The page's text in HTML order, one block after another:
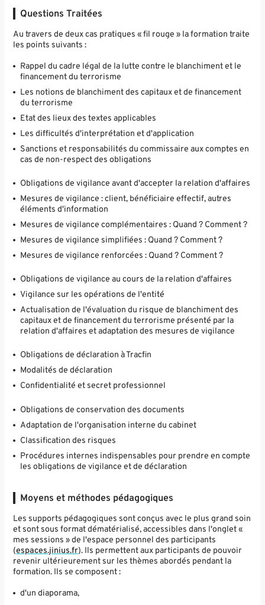
Questions Traitées
Au travers de deux cas pratiques « fil rouge » la formation traite
les points suivants :
Rappel du cadre légal de la lutte contre le blanchiment et le
financement du terrorisme
Les notions de blanchiment des capitaux et de financement
du terrorisme
Etat des lieux des textes applicables
Les difficultés d'interprétation et d'application
Sanctions et responsabilités du commissaire aux comptes en
cas de non-respect des obligations
Obligations de vigilance avant d'accepter la relation d'affaires
Mesures de vigilance : client, bénéficiaire effectif, autres
éléments d'information
Mesures de vigilance complémentaires : Quand ? Comment ?
Mesures de vigilance simplifiées : Quand ? Comment ?
Mesures de vigilance renforcées : Quand ? Comment ?
Obligations de vigilance au cours de la relation d'affaires
Vigilance sur les opérations de l'entité
Actualisation de l'évaluation du risque de blanchiment des
capitaux et de financement du terrorisme présenté par la
relation d'affaires et adaptation des mesures de vigilance
Obligations de déclaration à Tracfin
Modalités de déclaration
Confidentialité et secret professionnel
Obligations de conservation des documents
Adaptation de l'organisation interne du cabinet
Classification des risques
Procédures internes indispensables pour prendre en compte
les obligations de vigilance et de déclaration
Moyens et méthodes pédagogiques
Les supports pédagogiques sont conçus avec le plus grand soin
et sont sous format dématérialisé, accessibles dans l'onglet «
mes sessions » de l'espace personnel des participants
(espaces.jinius.fr). Ils permettent aux participants de pouvoir
revenir ultérieurement sur les thèmes abordés pendant la
formation. Ils se composent :
d'un diaporama,